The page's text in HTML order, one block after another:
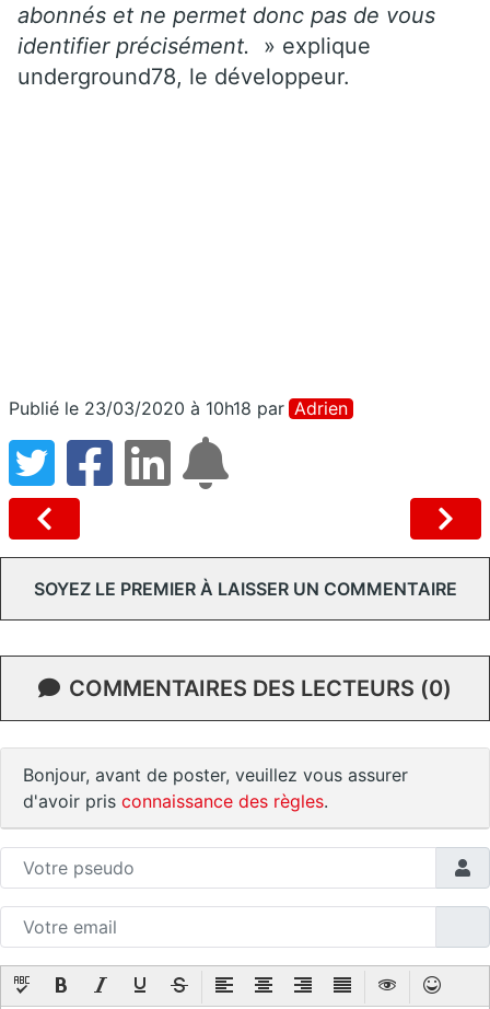
abonnés et ne permet donc pas de vous
identifier précisément.
» explique
underground78, le développeur.
Publié le 23/03/2020 à 10h18 par Adrien
SOYEZ LE PREMIER À LAISSER UN COMMENTAIRE
COMMENTAIRES DES LECTEURS (0)
Bonjour, avant de poster, veuillez vous assurer
d'avoir pris connaissance des règles.